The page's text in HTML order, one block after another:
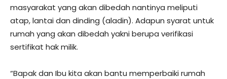
masyarakat yang akan dibedah nantinya meliputi
atap, lantai dan dinding (aladin). Adapun syarat untuk
rumah yang akan dibedah yakni berupa verifikasi
sertifikat hak milik.
“Bapak dan Ibu kita akan bantu memperbaiki rumah